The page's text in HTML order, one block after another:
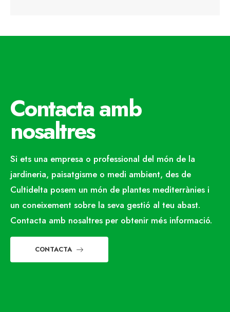
Contacta amb
nosaltres
Si ets una empresa o professional del món de la
jardineria, paisatgisme o medi ambient, des de
Cultidelta posem un món de plantes mediterrànies i
un coneixement sobre la seva gestió al teu abast.
Contacta amb nosaltres per obtenir més informació.
CONTACTA